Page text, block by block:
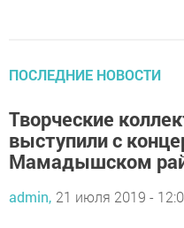
ПОСЛЕДНИЕ НОВОСТИ
Творческие
выступили с
Мамадышском
admin, 21 июля 2019 -